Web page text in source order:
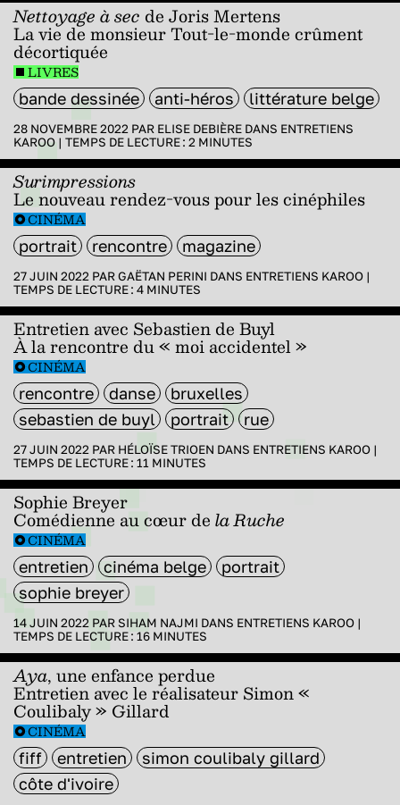
Nettoyage à sec de Joris Mertens
La vie de monsieur Tout-le-monde crûment
décortiquée
LIVRES
bande dessinée anti-héros littérature belge
28 NOVEMBRE 2022 PAR ELISE DEBIÈRE DANS ENTRETIENS
KAROO | TEMPS DE LECTURE : 2 MINUTES
Surimpressions
Le nouveau rendez-vous pour les cinéphiles
CINÉMA
portrait rencontre magazine
27 JUIN 2022 PARGAËTAN PERINI DANS ENTRETIENS KAROO |
TEMPS DE LECTURE : 4 MINUTES
Entretien avec Sebastien de Buyl
À la rencontre du « moi accidentel »
CINÉMA
rencontre danse
bruxelles
sebastien de buyl
portrait rue
27 JUIN 2022 PAR HÉLOÏSE TRIOEN DANS ENTRETIENS KAROO |
TEMPS DE LECTURE : 11 MINUTES
Sophie Breyer
Comédienne au cœur dela Ruche
CINÉMA
entretien cinéma belge
portrait
sophie breyer
14 JUIN 2022 PAR SIHAM NAJMI DANS ENTRETIENS KAROO |
TEMPS DE LECTURE : 16 MINUTES
Aya, une enfance perdue
Entretien avec le réalisateur Simon «
Coulibaly » Gillard
CINÉMA
fiff entretien
simon coulibaly gillard
côte d'ivoire